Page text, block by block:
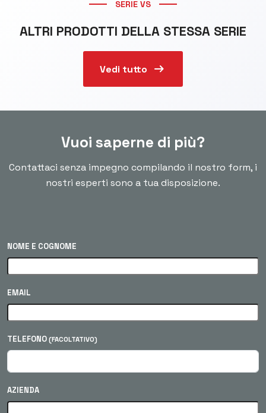
SERIE VS
ALTRI PRODOTTI DELLA STESSA SERIE
Vedi tutto arrow_right_alt
Vuoi saperne di più?
Contattaci senza impegno compilando il nostro form, i
nostri esperti sono a tua disposizione.
NOME E COGNOME
EMAIL
TELEFONO (FACOLTATIVO)
AZIENDA